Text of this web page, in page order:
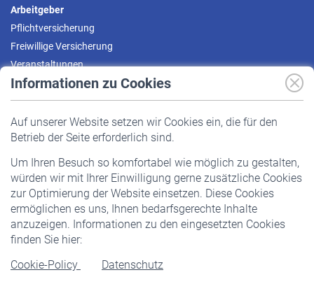
Informationen zu Cookies
Auf unserer Website setzen wir Cookies ein, die für den
Betrieb der Seite erforderlich sind.
Um Ihren Besuch so komfortabel wie möglich zu gestalten,
würden wir mit Ihrer Einwilligung gerne zusätzliche Cookies
zur Optimierung der Website einsetzen. Diese Cookies
ermöglichen es uns, Ihnen bedarfsgerechte Inhalte
anzuzeigen. Informationen zu den eingesetzten Cookies
finden Sie hier:
Cookie-Policy
Datenschutz
Arbeitgeber
Pflichtversicherung
Freiwillige Versicherung
Veranstaltungen
Pflichtversicherung
Staatliche Förderung
Veranstaltungen
Rentner
Rentenbeginn
Rente beantragen